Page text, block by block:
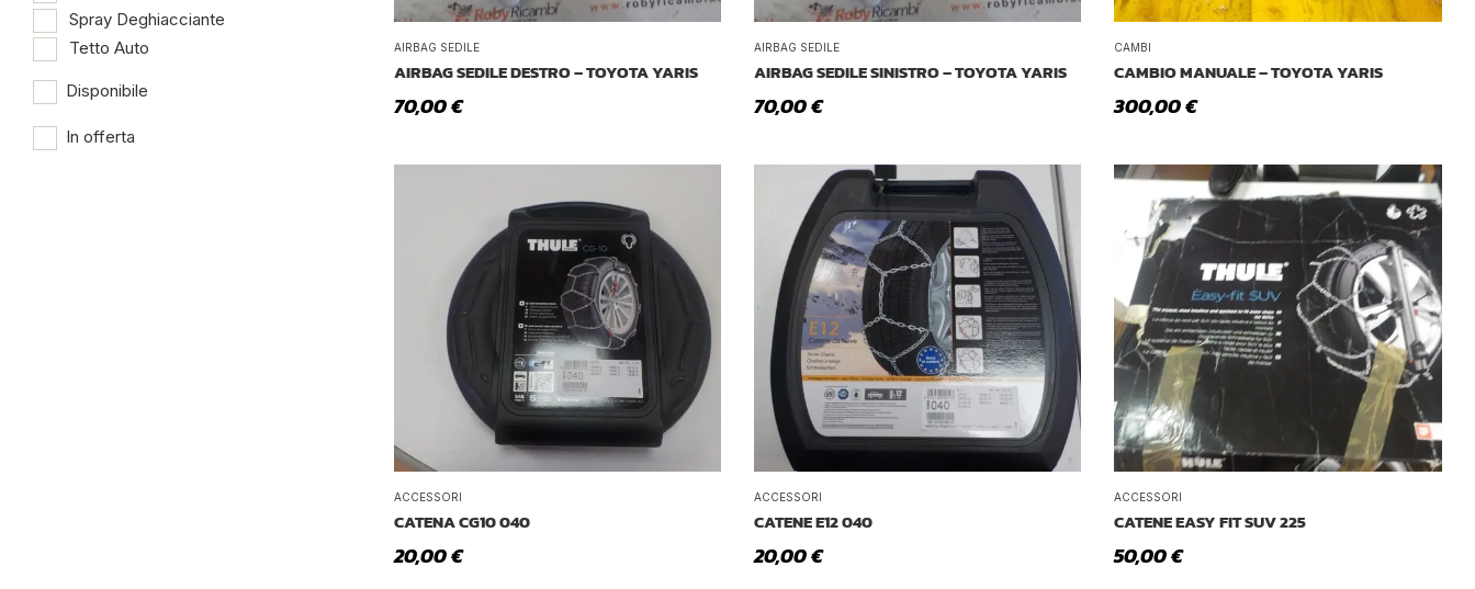
Spray Deghiacciante
Tetto Auto
Disponibile
In offerta
AIRBAG SEDILE
AIRBAG SEDILE DESTRO – TOYOTA YARIS
70,00€
AIRBAG SEDILE
AIRBAG SEDILE SINISTRO – TOYOTA YARIS
70,00€
CAMBI
CAMBIO MANUALE – TOYOTA YARIS
300,00€
ACCESSORI
CATENA CG10 040
20,00€
ACCESSORI
CATENE E12 040
20,00€
ACCESSORI
CATENE EASY FIT SUV 225
50,00€